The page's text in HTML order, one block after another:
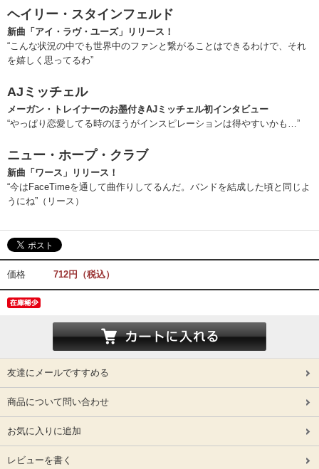
ヘイリー・スタインフェルド
新曲「アイ・ラヴ・ユーズ」リリース！
“こんな状況の中でも世界中のファンと繋がることはできるわけで、それ
を嬉しく思ってるわ”
AJミッチェル
メーガン・トレイナーのお墨付きAJミッチェル初インタビュー
“やっぱり恋愛してる時のほうがインスピレーションは得やすいかも…”
ニュー・ホープ・クラブ
新曲「ワース」リリース！
“今はFaceTimeを通して曲作りしてるんだ。バンドを結成した頃と同じよ
うにね”（リース）
価格 712円（税込）
友達にメールですすめる
商品について問い合わせ
お気に入りに追加
レビューを書く